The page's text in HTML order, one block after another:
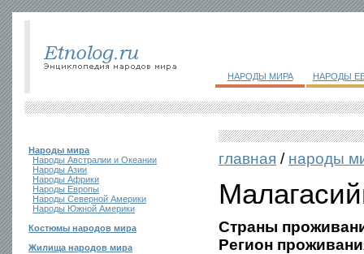
НАРОДЫ МИРА НАРОДЫ
Народы мира
Народы Австралии и Океании
Народы Азии
Народы Африки
Народы Европы
Народы Северной Америки
Народы Южной Америки
Костюмы народов мира
Жилища народов мира
главная / народы
Страны
Регион